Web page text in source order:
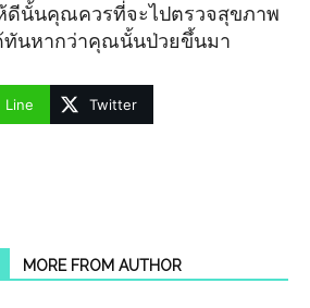
ดีนั้นคุณควรที่จะไปตรวจสุขภาพ
ทันหากว่าคุณนั้นป่วยขึ้นมา
Line Twitter
MORE FROM AUTHOR